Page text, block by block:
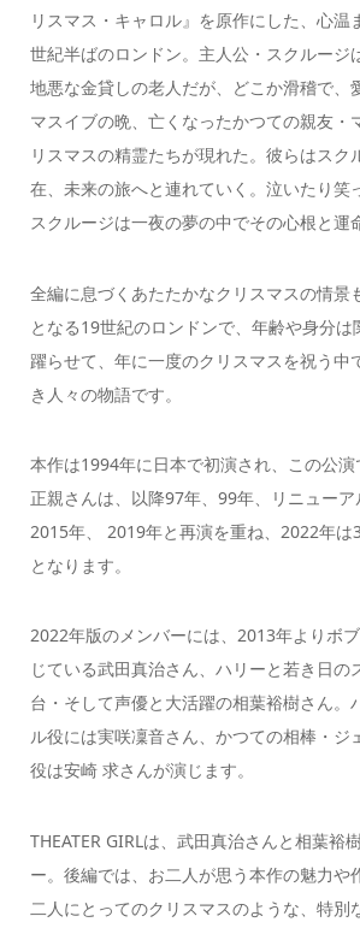
リスマス・キャロル』を原作にした、心温
世紀半ばのロンドン。主人公・スクルージ
地悪な金貸しの老人だが、どこか滑稽で、
マスイブの晩、亡くなったかつての親友・
リスマスの精霊たちが現れた。彼らはスク
在、未来の旅へと連れていく。泣いたり笑
スクルージは一夜の夢の中でその心根と運
全編に息づくあたたかなクリスマスの情景
となる19世紀のロンドンで、年齢や身分は
躍らせて、年に一度のクリスマスを祝う中
き人々の物語です。
本作は1994年に日本で初演され、この公
正親さんは、以降97年、99年、リニューア
2015年、 2019年と再演を重ね、2022年は
となります。
2022年版のメンバーには、2013年よりボ
じている武田真治さん、ハリーと若き日の
台・そして声優と大活躍の相葉裕樹さん。
ル役には実咲凜音さん、かつての相棒・ジ
役は安崎 求さんが演じます。
THEATER GIRLは、武田真治さんと相葉裕
ー。後編では、お二人が思う本作の魅力や
二人にとってのクリスマスのような、特別